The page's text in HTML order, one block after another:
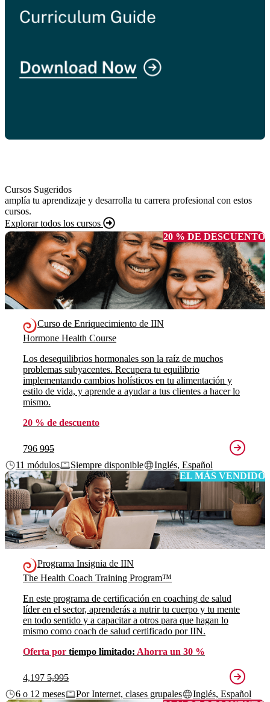
Cursos Sugeridos
amplía tu aprendizaje y desarrolla tu carrera profesional con estos
cursos.
Explorar todos los cursos
20 % DE DESCUENTO
Curso de Enriquecimiento de IIN
Hormone Health Course
Los desequilibrios hormonales son la raíz de muchos
problemas subyacentes. Recupera tu equilibrio
implementando cambios holísticos en tu alimentación y
estilo de vida, y aprende a ayudar a tus clientes a hacer lo
mismo.
20 % de descuento
796 995
11 módulos
Siempre disponible
Inglés, Español
EL MÁS VENDIDO
Programa Insignia de IIN
The Health Coach Training Program™
En este programa de certificación en coaching de salud
líder en el sector, aprenderás a nutrir tu cuerpo y tu mente
en todo sentido y a capacitar a otros para que hagan lo
mismo como coach de salud certificado por IIN.
Oferta por tiempo limitado: Ahorra un 30 %
4,197 5,995
6 o 12 meses
Por Internet, clases grupales
Inglés, Español